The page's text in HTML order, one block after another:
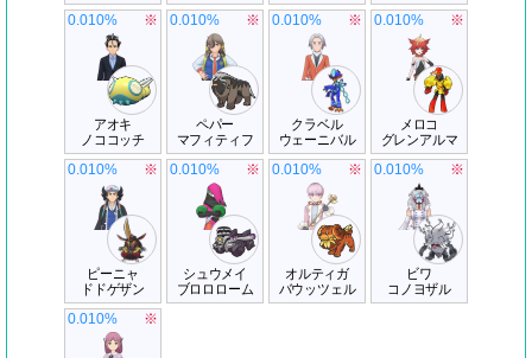
アオキ
ノココッチ
0.010% ※
ペパー
マフィティフ
0.010% ※
クラベル
ウェーニバル
0.010% ※
メロコ
グレンアルマ
0.010% ※
ピーニャ
ドドゲザン
0.010% ※
シュウメイ
ブロロローム
0.010% ※
オルティガ
バウッツェル
0.010% ※
ビワ
コノヨザル
0.010% ※
0.010% ※